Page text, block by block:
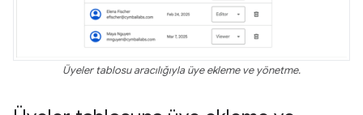
Üyeler tablosu aracılığıyla üye ekleme ve yönetme.